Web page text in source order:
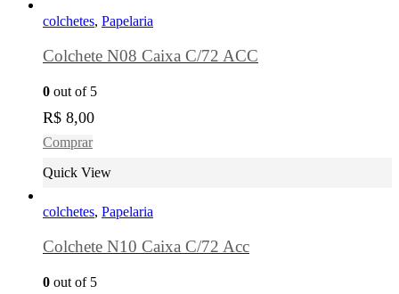
colchetes, Papelaria
Colchete N08 Caixa C/72 ACC
0 out of 5
R$ 8,00
Comprar
Quick View
colchetes, Papelaria
Colchete N10 Caixa C/72 Acc
0 out of 5